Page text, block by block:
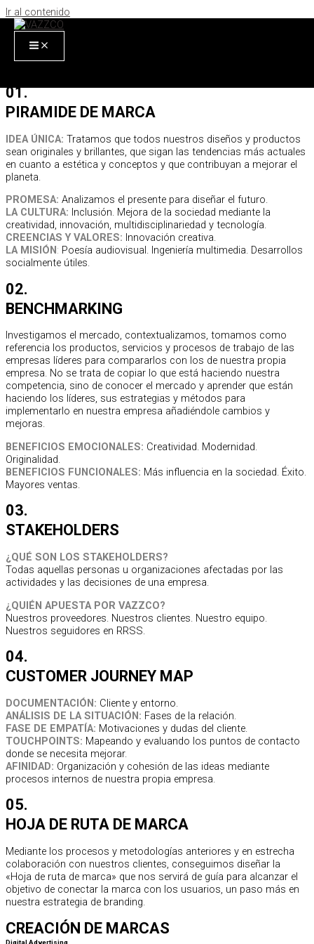
Ir al contenido
BRANDING
CORPORATIVO
¿CÓMO LO HACEMOS?
01.
PIRAMIDE DE MARCA
IDEA ÚNICA: Tratamos que todos nuestros diseños y productos
sean originales y brillantes, que sigan las tendencias más actuales
en cuanto a estética y conceptos y que contribuyan a mejorar el
planeta.
PROMESA: Analizamos el presente para diseñar el futuro.
LA CULTURA: Inclusión. Mejora de la sociedad mediante la
creatividad, innovación, multidisciplinariedad y tecnología.
CREENCIAS Y VALORES: Innovación creativa.
LA MISIÓN: Poesía audiovisual. Ingeniería multimedia. Desarrollos
socialmente útiles.
02.
BENCHMARKING
Investigamos el mercado, contextualizamos, tomamos como
referencia los productos, servicios y procesos de trabajo de las
empresas líderes para compararlos con los de nuestra propia
empresa. No se trata de copiar lo que está haciendo nuestra
competencia, sino de conocer el mercado y aprender que están
haciendo los líderes, sus estrategias y métodos para
implementarlo en nuestra empresa añadiéndole cambios y
mejoras.
BENEFICIOS EMOCIONALES: Creatividad. Modernidad.
Originalidad.
BENEFICIOS FUNCIONALES: Más influencia en la sociedad. Éxito.
Mayores ventas.
03.
STAKEHOLDERS
¿QUÉ SON LOS STAKEHOLDERS?
Todas aquellas personas u organizaciones afectadas por las
actividades y las decisiones de una empresa.
¿QUIÉN APUESTA POR VAZZCO?
Nuestros proveedores. Nuestros clientes. Nuestro equipo.
Nuestros seguidores en RRSS.
04.
CUSTOMER JOURNEY MAP
DOCUMENTACIÓN: Cliente y entorno.
ANÁLISIS DE LA SITUACIÓN: Fases de la relación.
FASE DE EMPATÍA: Motivaciones y dudas del cliente.
TOUCHPOINTS: Mapeando y evaluando los puntos de contacto
donde se necesita mejorar.
AFINIDAD: Organización y cohesión de las ideas mediante
procesos internos de nuestra propia empresa.
05.
HOJA DE RUTA DE MARCA
Mediante los procesos y metodologías anteriores y en estrecha
colaboración con nuestros clientes, conseguimos diseñar la
«Hoja de ruta de marca» que nos servirá de guía para alcanzar el
objetivo de conectar la marca con los usuarios, un paso más en
nuestra estrategia de branding.
CREACIÓN DE MARCAS
Digital Advertising